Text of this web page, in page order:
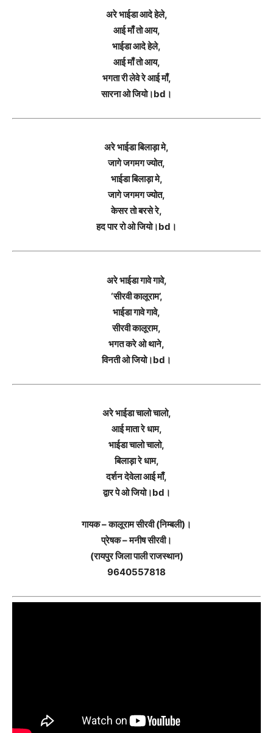
अरे भाईडा आदे हेले,
आई माँ तो आय,
भाईडा आदे हेले,
आई माँ तो आय,
भगता री लेवे रे आई माँ,
सारना ओ जियो।bd।
अरे भाईडा बिलाड़ा मे,
जागे जगमग ज्योत,
भाईडा बिलाड़ा मे,
जागे जगमग ज्योत,
केसर तो बरसे रे,
हद पार रो ओ जियो।bd।
अरे भाईडा गावे गावे,
‘सीरवी कालूराम’,
भाईडा गावे गावे,
सीरवी कालूराम,
भगत करे ओ थाने,
विनती ओ जियो।bd।
अरे भाईडा चालो चालो,
आई माता रे धाम,
भाईडा चालो चालो,
बिलाड़ा रे धाम,
दर्शन देवेला आई माँ,
द्वार पे ओ जियो।bd।
गायक – कालूराम सीरवी (निम्बली)।
प्रेषक – मनीष सीरवी।
(रायपुर जिला पाली राजस्थान)
9640557818